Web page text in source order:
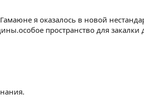
я оказалось в новой
пространство для закалки